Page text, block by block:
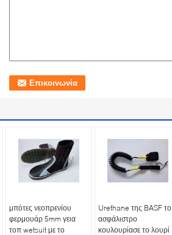
μπότες νεοπρενίου
φερμουάρ 5mm γεια
τοπ wetsuit με το
Urethane της BASF το
ασφάλιστρο
κουλουρίασε το λουρί